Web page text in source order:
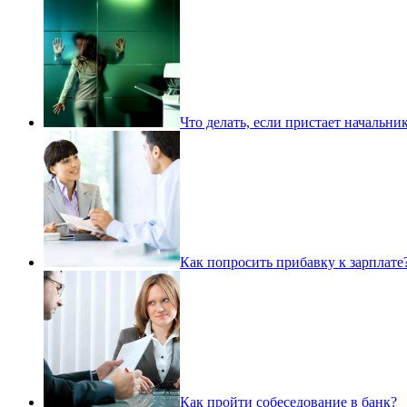
Что делать, если пристает
Как попросить прибавку к
Как пройти собеседование в банк?